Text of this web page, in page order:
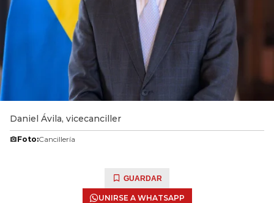
Daniel Ávila, vicecanciller
Foto:Cancillería
GUARDAR
UNIRSE A WHATSAPP